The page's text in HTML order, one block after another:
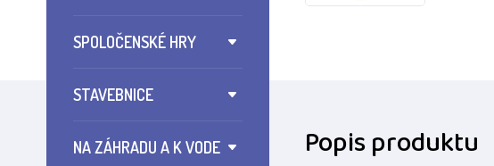
SPOLOČENSKÉ HRY
STAVEBNICE
NA ZÁHRADU A K VODE Popis produktu